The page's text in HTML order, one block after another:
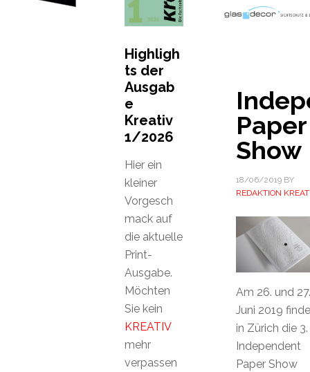
Paper
Show
18/06/2019BY
REDAKTION
Am 26. und 27.
Juni 2019
in Zürich die 3.
Independent
Paper Show
Highligh
ts der
Ausgab
e
Kreativ
1/2026
Hier ein
kleiner
Vorgesch
mack auf
die aktuelle
Print-
Ausgabe.
Möchten
Sie kein
KREATIV
mehr
verpassen